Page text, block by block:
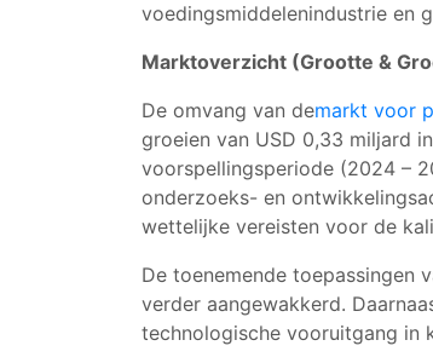
voedingsmiddelenindustrie en
Marktoverzicht (Grootte &
De omvang van demarkt voor
groeien van USD 0,33 miljard
voorspellingsperiode (2024 –
onderzoeks- en
wettelijke vereisten voor de
De toenemende toepassingen
verder aangewakkerd.
technologische vooruitgang in